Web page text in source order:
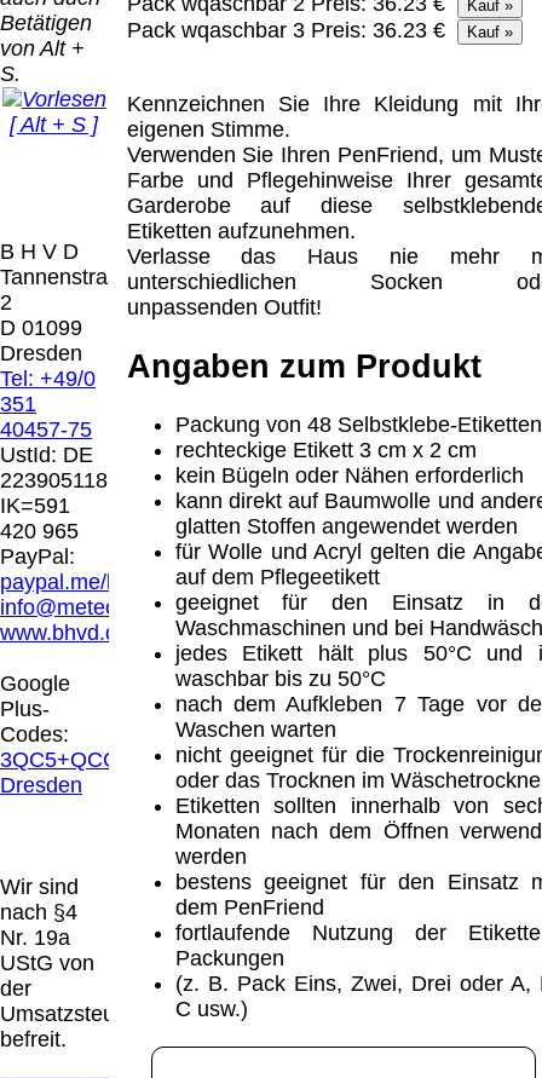
Betätigen
von Alt +
S.
[ Alt + S ]
B H V D
Tannenstrasse
2
D 01099
Dresden
Tel: +49/0
351
40457-75
UstId: DE
223905118
IK=591
420 965
PayPal:
paypal.me/blindenhilfsmittel
info@meteor.vision
www.bhvd.de
Google
Plus-
Codes:
3QC5+QCG
Dresden
Wir sind
nach §4
Nr. 19a
UStG von
der
Umsatzsteuer
befreit.
Pack wqaschbar 3 Preis: 36.23 €
Kennzeichnen Sie Ihre Kleidung mit
eigenen Stimme.
Verwenden Sie Ihren PenFriend, um
Farbe und Pflegehinweise Ihrer
Garderobe auf diese
Etiketten aufzunehmen.
Verlasse das Haus nie mehr
unterschiedlichen Socken
unpassenden Outfit!
Angaben zum Produkt
Packung von 48 Selbstklebe-Etiketten
rechteckige Etikett 3 cm x 2 cm
kein Bügeln oder Nähen erforderlich
kann direkt auf Baumwolle und
glatten Stoffen angewendet werden
für Wolle und Acryl gelten die
auf dem Pflegeetikett
geeignet für den Einsatz in
Waschmaschinen und bei
jedes Etikett hält plus 50°C und
waschbar bis zu 50°C
nach dem Aufkleben 7 Tage vor
Waschen warten
nicht geeignet für die
oder das Trocknen im
Etiketten sollten innerhalb von
Monaten nach dem Öffnen
werden
bestens geeignet für den Einsatz
dem PenFriend
fortlaufende Nutzung der
Packungen
(z. B. Pack Eins, Zwei, Drei oder A,
C usw.)
Der Versand erfolgt
Paket.
Selbstabholung
vom Büro oder
von
Ausstellungen:
0.00 €
Versandart
Lizenzschlüssel
und die
Rechnung /
Lieferschein. Sie
erhalten also
keinen
Datenträger.
Die in diesem Dokument genannten
Warenzeichen sind Eigentum der jeweiligen
Firmen. Preisänderungen, Irrtümer und
technische Änderungen vorbehalten.
letzte Änderung: 10. März 2026 Blinden
Hilfsmittel Vertrieb Dresden,
Mit einem Urteil vom 12.05.1998 - 312 O
85/98 - Haftung für Links hat das Landgericht
Hamburg entschieden, dass man durch die
Anbringung eines Links, die Inhalte der
gelinkten Seite ggf. mit zu verantworten hat.
Dieses kann nur dadurch verhindert werden,
dass man sich ausdrücklich von diesen
Inhalten distanziert. Hiermit distanzieren wir
uns ausdrücklich von allen Inhalten, aller
gelinkten Seiten auf unserer Homepage und
machen uns diese Inhalte nicht zu eigen.
Diese Erklärung gilt für alle auf unserer
Homepage angebrachten Links.
Die Europäische Kommission stellt eine
Plattform zur Online-Streitbeilegung (OS)
bereit. Die Plattform finden Sie unter
http://ec.europa.eu/consumers/odr/
Mailadresse lautet:info@meteor.vision.
Seitenanfang
Impressum AGB
Datenschutz
Urheberrechte Kontakt Links
Katalog (PDF)
Sitemap
2026
Wir
[ 7242 ]
große Anzeige